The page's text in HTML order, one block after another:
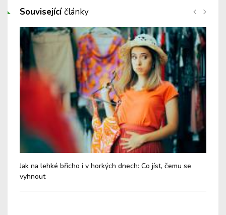
Souvisejícíčlánky
Jak na lehké břicho i v horkých dnech: Co jíst, čemu se
vyhnout